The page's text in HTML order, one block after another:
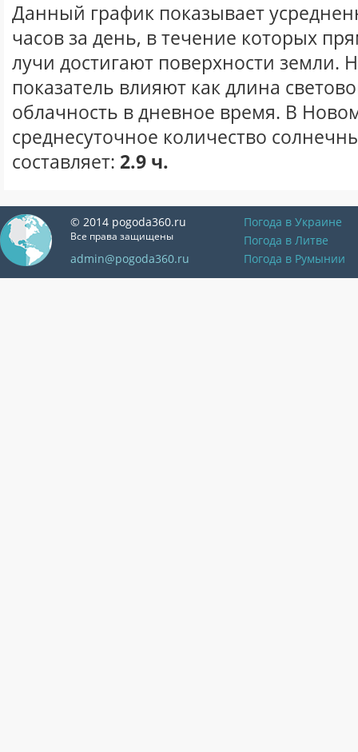
Данный график показывает
часов за день, в течение которых
лучи достигают поверхности земли.
показатель влияют как длина
облачность в дневное время. В
среднесуточное количество
составляет: 2.9 ч.
© 2014 pogoda360.ru
Все права защищены
admin@pogoda360.ru
Погода в Украине
Погода в Литве
Погода в Румынии